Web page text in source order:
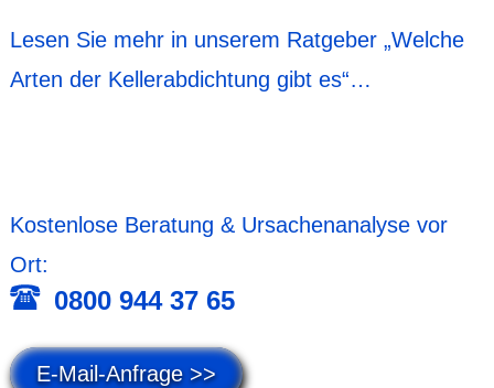
Lesen Sie mehr in unserem Ratgeber „Welche
Arten der Kellerab­dichtung gibt es“…
Kosten­lose Beratung & Ursachen­analyse vor
Ort:
0800 944 37 65
E-Mail-Anfrage >>